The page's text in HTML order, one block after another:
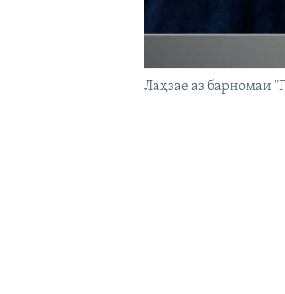
Лаҳзае аз барномаи